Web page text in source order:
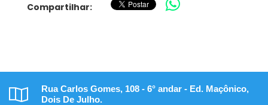
Compartilhar:
Rua Carlos Gomes, 108 - 6° andar - Ed. Maçônico,
Dois De Julho.